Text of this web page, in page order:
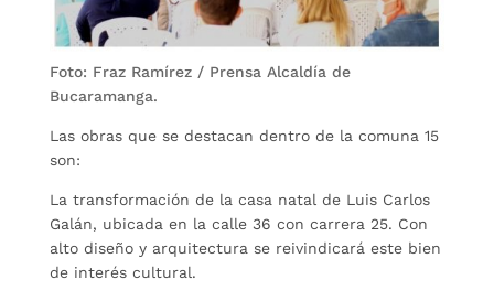
Foto: Fraz Ramírez / Prensa Alcaldía de
Bucaramanga.
Las obras que se destacan dentro de la comuna 15
son:
La transformación de la casa natal de Luis Carlos
Galán, ubicada en la calle 36 con carrera 25. Con
alto diseño y arquitectura se reivindicará este bien
de interés cultural.